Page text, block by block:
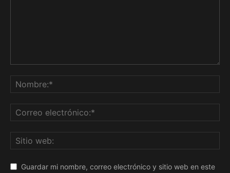
Guardar mi nombre, correo electrónico y sitio web en este